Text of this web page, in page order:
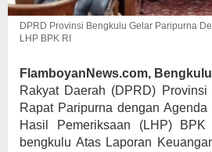
DPRD Provinsi Bengkulu Gelar Paripurna
LHP BPK RI
FlamboyanNews.com,
Rakyat Daerah (DPRD)
Rapat Paripurna dengan
Hasil Pemeriksaan (LHP) BPK
bengkulu Atas Laporan